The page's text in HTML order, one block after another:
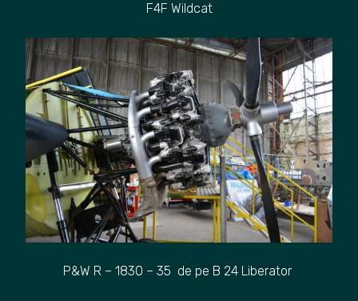
F4F Wildcat
P&W R – 1830 – 35 de pe B 24 Liberator